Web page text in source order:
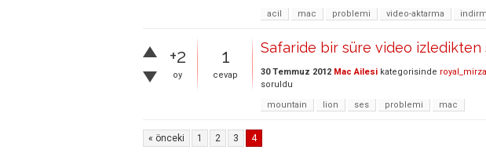
acil mac problemi video-aktarma
+2
oy
1
cevap
Safaride bir süre video izledikten
30 Temmuz 2012 Mac Ailesi kategorisinde royal_mirza
soruldu
mountain
lion ses problemi mac
« önceki 1 2 3 4